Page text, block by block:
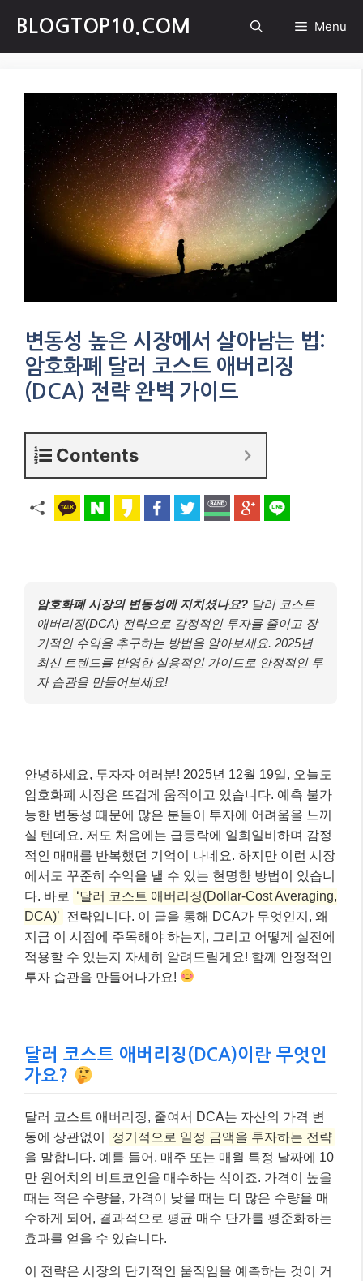
content
BLOGTOP10.COM Menu
변동성 높은 시장에서 살아남는 법:
암호화폐 달러 코스트 애버리징
(DCA) 전략 완벽 가이드
Contents
암호화폐 시장의 변동성에 지치셨나요? 달러 코스트
애버리징(DCA) 전략으로 감정적인 투자를 줄이고 장
기적인 수익을 추구하는 방법을 알아보세요. 2025년
최신 트렌드를 반영한 실용적인 가이드로 안정적인 투
자 습관을 만들어보세요!
안녕하세요, 투자자 여러분! 2025년 12월 19일, 오늘도
암호화폐 시장은 뜨겁게 움직이고 있습니다. 예측 불가
능한 변동성 때문에 많은 분들이 투자에 어려움을 느끼
실 텐데요. 저도 처음에는 급등락에 일희일비하며 감정
적인 매매를 반복했던 기억이 나네요. 하지만 이런 시장
에서도 꾸준히 수익을 낼 수 있는 현명한 방법이 있습니
다. 바로
‘달러 코스트 애버리징(Dollar-Cost Averaging,
DCA)’ 전략입니다. 이 글을 통해 DCA가 무엇인지, 왜
지금 이 시점에 주목해야 하는지, 그리고 어떻게 실전에
적용할 수 있는지 자세히 알려드릴게요! 함께 안정적인
투자 습관을 만들어나가요!
달러 코스트 애버리징(DCA)이란 무엇인
가요?
달러 코스트 애버리징, 줄여서 DCA는 자산의 가격 변
동에 상관없이
정기적으로 일정 금액을 투자하는 전략
을 말합니다. 예를 들어, 매주 또는 매월 특정 날짜에 10
만 원어치의 비트코인을 매수하는 식이죠. 가격이 높을
때는 적은 수량을, 가격이 낮을 때는 더 많은 수량을 매
수하게 되어, 결과적으로 평균 매수 단가를 평준화하는
효과를 얻을 수 있습니다.
이 전략은 시장의 단기적인 움직임을 예측하는 것이 거